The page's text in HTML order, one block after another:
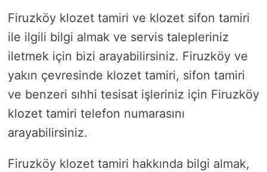
Firuzköy klozet tamiri ve klozet sifon tamiri
ile ilgili bilgi almak ve servis talepleriniz
iletmek için bizi arayabilirsiniz. Firuzköy ve
yakın çevresinde klozet tamiri, sifon tamiri
ve benzeri sıhhi tesisat işleriniz için Firuzköy
klozet tamiri telefon numarasını
arayabilirsiniz.
Firuzköy klozet tamiri hakkında bilgi almak,